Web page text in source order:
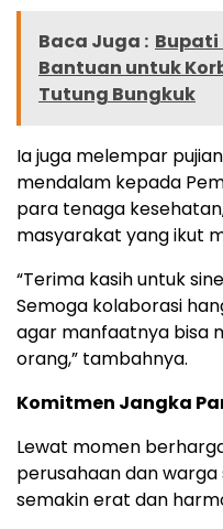
Baca Juga : Bupati
Bantuan untuk
Tutung Bungkuk
Ia juga melempar
mendalam kepada
para tenaga
masyarakat yang ikut
“Terima kasih untuk
Semoga kolaborasi
agar manfaatnya bisa
orang,” tambahnya.
Komitmen Jangka
Lewat momen
perusahaan dan
semakin erat dan